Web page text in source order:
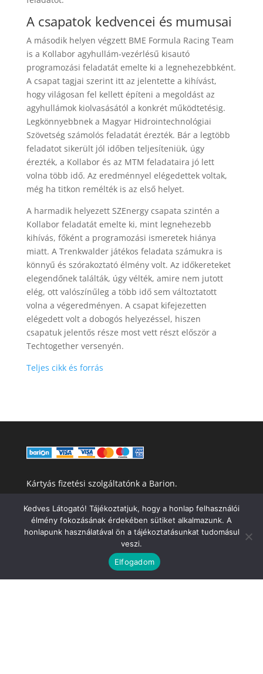
A csapatok kedvencei és mumusai
A második helyen végzett BME Formula Racing Team
is a Kollabor agyhullám-vezérlésű kisautó
programozási feladatát emelte ki a legnehezebbként.
A csapat tagjai szerint itt az jelentette a kihívást,
hogy világosan fel kellett építeni a megoldást az
agyhullámok kiolvasásától a konkrét működtetésig.
Legkönnyebbnek a Magyar Hidrointechnológiai
Szövetség számolós feladatát érezték. Bár a legtöbb
feladatot sikerült jól időben teljesíteniük, úgy
érezték, a Kollabor és az MTM feladataira jó lett
volna több idő. Az eredménnyel elégedettek voltak,
még ha titkon remélték is az első helyet.
A harmadik helyezett SZEnergy csapata szintén a
Kollabor feladatát emelte ki, mint legnehezebb
kihívás, főként a programozási ismeretek hiánya
miatt. A Trenkwalder játékos feladata számukra is
könnyű és szórakoztató élmény volt. Az időkereteket
elegendőnek találták, úgy vélték, amire nem jutott
elég, ott valószínűleg a több idő sem változtatott
volna a végeredményen. A csapat kifejezetten
elégedett volt a dobogós helyezéssel, hiszen
csapatuk jelentős része most vett részt először a
Techtogether versenyén.
Teljes cikk és forrás
Kártyás fizetési szolgáltatónk a Barion.
Általános Szerződési Feltételek
Adatkezelési Tájékoztató
Kedves Látogató! Tájékoztatjuk, hogy a honlap felhasználói
élmény fokozásának érdekében sütiket alkalmazunk. A
honlapunk használatával ön a tájékoztatásunkat tudomásul
veszi.
Elfogadom